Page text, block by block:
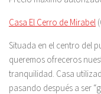
Casa El Cerro de Mirabel
Situada en el centro del
queremos ofreceros
tranquilidad. Casa
pasando después a ser